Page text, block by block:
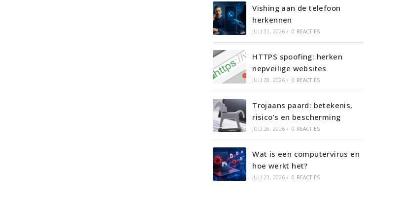
Vishing aan de telefoon
herkennen
JULI 31, 2026 / 0 REACTIES
HTTPS spoofing: herken
nepveilige websites
JULI 28, 2026 / 0 REACTIES
Trojaans paard: betekenis,
risico’s en bescherming
JULI 26, 2026 / 0 REACTIES
Wat is een computervirus en
hoe werkt het?
JULI 23, 2026 / 0 REACTIES